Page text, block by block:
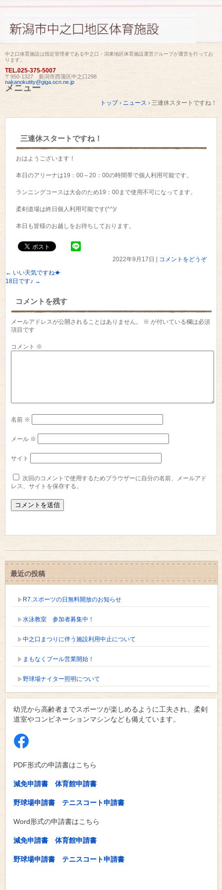
中之口体育施設は指定管理者である中之口・潟東地区体育施設運営グループが運営を行ってお
ります。
TEL.025-375-5007
〒950-1327 新潟市西蒲区中之口298
nakanokutity@giga.ocn.ne.jp
メニュー
トップ › ニュース › 三連休スタートですね！
三連休スタートですね！
おはようございます！
本日のアリーナは19：00～20：00の時間帯で個人利用可能です。
ランニングコースは大会のため19：00まで使用不可になってます。
柔剣道場は終日個人利用可能です(^^)/
本日も皆様のお越しをお待ちしております。
2022年9月17日
コメントをどうぞ
← いい天気ですね☀
18日です♪ →
コメントを残す
メールアドレスが公開されることはありません。 ※ が付いている欄は必須
項目です
コメント ※
名前 ※
メール ※
サイト
次回のコメントで使用するためブラウザーに自分の名前、メールアド
レス、サイトを保存する。
最近の投稿
R7.スポーツの日無料開放のお知らせ
水泳教室 参加者募集中！
中之口まつりに伴う施設利用中止について
まもなくプール営業開始！
野球場ナイター照明について
幼児から高齢者までスポーツが楽しめるように工夫され、柔剣
道室やコンビネーションマシンなども備えています。
PDF形式の申請書はこちら
減免申請書 体育館申請書
野球場申請書 テニスコート申請書
Word形式の申請書はこちら
減免申請書 体育館申請書
野球場申請書 テニスコート申請書